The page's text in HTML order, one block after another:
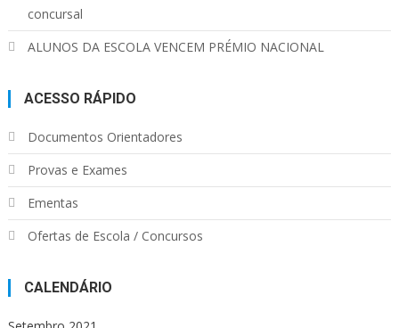
concursal
ALUNOS DA ESCOLA VENCEM PRÉMIO NACIONAL
ACESSO RÁPIDO
Documentos Orientadores
Provas e Exames
Ementas
Ofertas de Escola / Concursos
CALENDÁRIO